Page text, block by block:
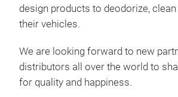
design products to deodorize,
their vehicles.
We are looking forward to new
distributors all over the world to
for quality and happiness.